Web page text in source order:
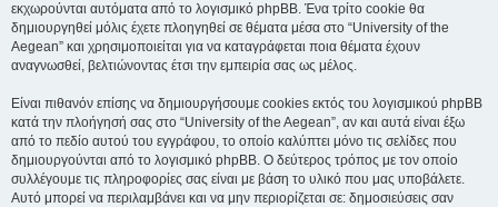
εκχωρούνται αυτόματα από το λογισμικό phpBB. Ένα τρίτο cookie θα
δημιουργηθεί μόλις έχετε πλοηγηθεί σε θέματα μέσα στο “University of the
Aegean” και χρησιμοποιείται για να καταγράφεται ποια θέματα έχουν
αναγνωσθεί, βελτιώνοντας έτσι την εμπειρία σας ως μέλος.
Είναι πιθανόν επίσης να δημιουργήσουμε cookies εκτός του λογισμικού phpBB
κατά την πλοήγησή σας στο “University of the Aegean”, αν και αυτά είναι έξω
από το πεδίο αυτού του εγγράφου, το οποίο καλύπτει μόνο τις σελίδες που
δημιουργούνται από το λογισμικό phpBB. Ο δεύτερος τρόπος με τον οποίο
συλλέγουμε τις πληροφορίες σας είναι με βάση το υλικό που μας υποβάλετε.
Αυτό μπορεί να περιλαμβάνει και να μην περιορίζεται σε: δημοσιεύσεις σαν